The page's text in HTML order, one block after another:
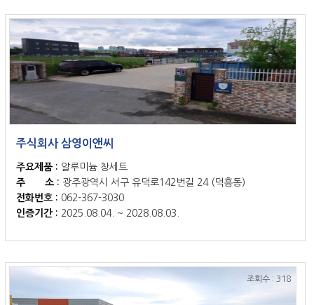
조회수 : 327
주식회사 삼영이앤씨
주요제품 : 알루미늄 창세트
주 소 : 광주광역시 서구 유덕로142번길 24 (덕흥동)
전화번호 : 062-367-3030
인증기간 : 2025.08.04. ~ 2028.08.03.
조회수 : 318